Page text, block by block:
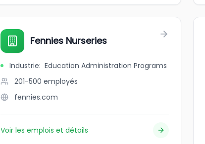
Fennies Nurseries
Industrie: Education Administration Programs
201-500 employés
fennies.com
Voir les emplois et détails